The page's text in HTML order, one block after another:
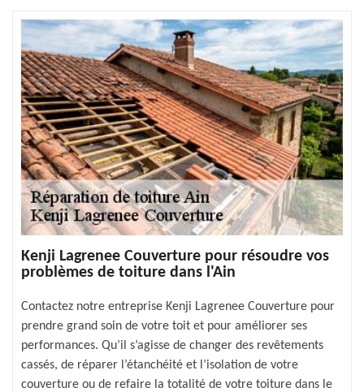
Kenji Lagrenee Couverture pour résoudre vos
problèmes de toiture dans l'Ain
Contactez notre entreprise Kenji Lagrenee Couverture pour
prendre grand soin de votre toit et pour améliorer ses
performances. Qu’il s’agisse de changer des revêtements
cassés, de réparer l’étanchéité et l’isolation de votre
couverture ou de refaire la totalité de votre toiture dans le